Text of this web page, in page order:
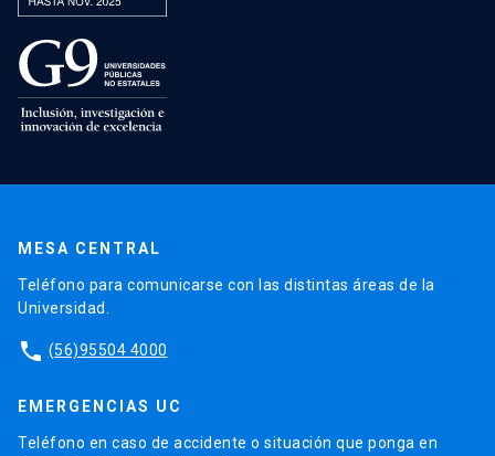
MESA CENTRAL
Teléfono para comunicarse con las distintas áreas de la
Universidad.
phone (56)95504 4000
EMERGENCIAS UC
Teléfono en caso de accidente o situación que ponga en